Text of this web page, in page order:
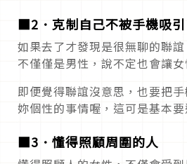
■2．克制自己不被手機吸引
如果去了才發現是很無聊的聯
不僅僅是男性，說不定也會讓
即便覺得聯誼沒意思，也要把
妳個性的事情喔，這可是基本要
■3．懂得照顧周圍的人